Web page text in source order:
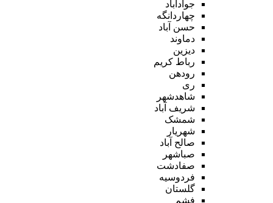
جوادآباد
چهاردانگه
حسن آباد
دماوند
دیزین
رباط کریم
رودهن
ری
شاهدشهر
شریف آباد
شمشک
شهریار
صالح آباد
صباشهر
صفادشت
فردوسیه
گلستان
فشم